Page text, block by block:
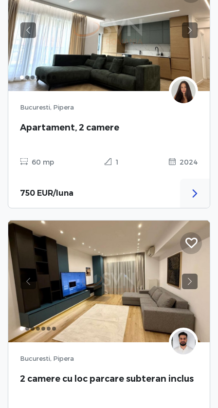
Previous Next
Bucuresti, Pipera
Apartament, 2 camere
60 mp 1 2024
750 EUR/luna
Previous Next
Bucuresti, Pipera
2 camere cu loc parcare subteran inclus